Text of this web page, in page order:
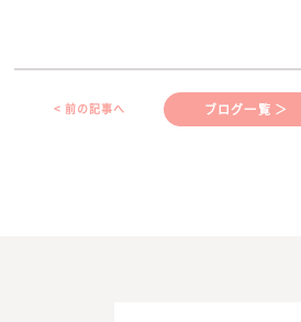
< 前の記事へ ブログ一覧 ＞